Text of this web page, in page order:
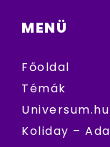
MENÜ
Főoldal
Témák
Koliday –